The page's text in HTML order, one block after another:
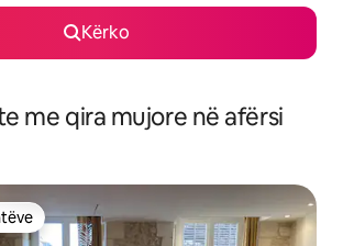
Kërko
me qira mujore në afërsi